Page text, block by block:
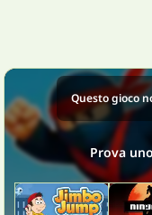
Questo gioco
Prova